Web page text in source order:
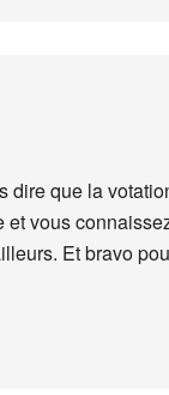
dire que la
vous
Et bravo